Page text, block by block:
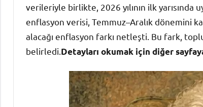
verileriyle birlikte, 2026 yılının ilk yarısında
enflasyon verisi, Temmuz–Aralık dönemini
alacağı enflasyon farkı netleşti. Bu fark,
belirledi. Detayları okumak için diğer